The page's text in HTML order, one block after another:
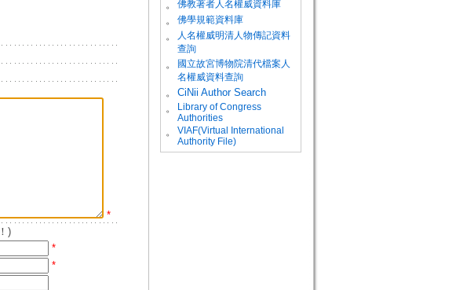
*
)
*
*
。 佛教著者人名權威資料庫
。 佛學規範資料庫
。
人名權威明清人物傳記資料
查詢
。
國立故宮博物院清代檔案人
名權威資料查詢
。
CiNii Author Search
。
Library of Congress
Authorities
。
VIAF(Virtual International
Authority File)